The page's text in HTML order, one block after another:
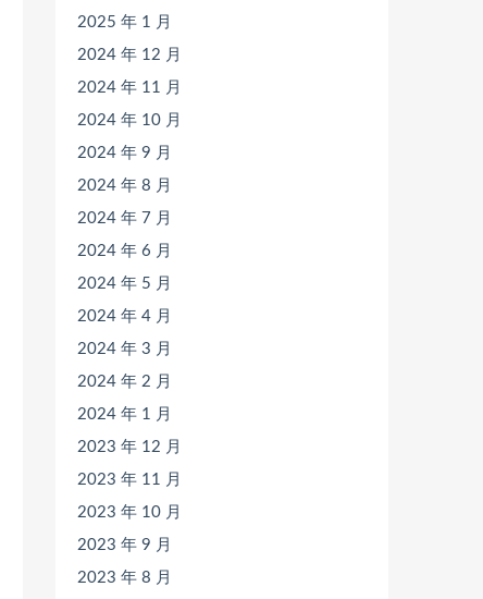
2025 年 1 月
2024 年 12 月
2024 年 11 月
2024 年 10 月
2024 年 9 月
2024 年 8 月
2024 年 7 月
2024 年 6 月
2024 年 5 月
2024 年 4 月
2024 年 3 月
2024 年 2 月
2024 年 1 月
2023 年 12 月
2023 年 11 月
2023 年 10 月
2023 年 9 月
2023 年 8 月